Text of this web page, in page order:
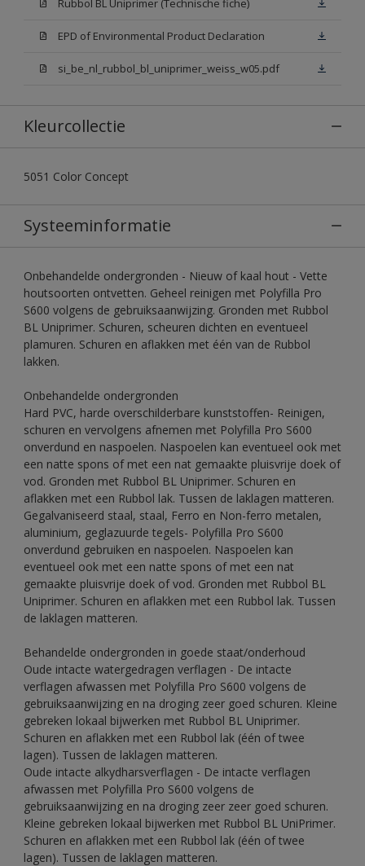
Rubbol BL Uniprimer (Technische fiche)
EPD of Environmental Product Declaration
si_be_nl_rubbol_bl_uniprimer_weiss_w05.pdf
Kleurcollectie
5051 Color Concept
Systeeminformatie
Onbehandelde ondergronden - Nieuw of kaal hout - Vette
houtsoorten ontvetten. Geheel reinigen met Polyfilla Pro
S600 volgens de gebruiksaanwijzing. Gronden met Rubbol
BL Uniprimer. Schuren, scheuren dichten en eventueel
plamuren. Schuren en aflakken met één van de Rubbol
lakken.
Onbehandelde ondergronden
Hard PVC, harde overschilderbare kunststoffen- Reinigen,
schuren en vervolgens afnemen met Polyfilla Pro S600
onverdund en naspoelen. Naspoelen kan eventueel ook met
een natte spons of met een nat gemaakte pluisvrije doek of
vod. Gronden met Rubbol BL Uniprimer. Schuren en
aflakken met een Rubbol lak. Tussen de laklagen matteren.
Gegalvaniseerd staal, staal, Ferro en Non-ferro metalen,
aluminium, geglazuurde tegels- Polyfilla Pro S600
onverdund gebruiken en naspoelen. Naspoelen kan
eventueel ook met een natte spons of met een nat
gemaakte pluisvrije doek of vod. Gronden met Rubbol BL
Uniprimer. Schuren en aflakken met een Rubbol lak. Tussen
de laklagen matteren.
Behandelde ondergronden in goede staat/onderhoud
Oude intacte watergedragen verflagen - De intacte
verflagen afwassen met Polyfilla Pro S600 volgens de
gebruiksaanwijzing en na droging zeer goed schuren. Kleine
gebreken lokaal bijwerken met Rubbol BL Uniprimer.
Schuren en aflakken met een Rubbol lak (één of twee
lagen). Tussen de laklagen matteren.
Oude intacte alkydharsverflagen - De intacte verflagen
afwassen met Polyfilla Pro S600 volgens de
gebruiksaanwijzing en na droging zeer zeer goed schuren.
Kleine gebreken lokaal bijwerken met Rubbol BL UniPrimer.
Schuren en aflakken met een Rubbol lak (één of twee
lagen). Tussen de laklagen matteren.